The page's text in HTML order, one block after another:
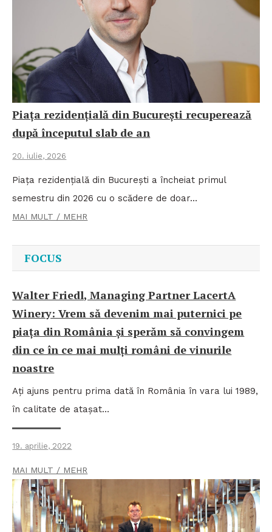
Piața rezidențială din București recuperează
după începutul slab de an
20. iulie, 2026
Piața rezidențială din București a încheiat primul
semestru din 2026 cu o scădere de doar…
MAI MULT / MEHR
FOCUS
Walter Friedl, Managing Partner LacertA
Winery: Vrem să devenim mai puternici pe
piața din România și sperăm să convingem
din ce în ce mai mulți români de vinurile
noastre
Ați ajuns pentru prima dată în România în vara lui 1989,
în calitate de atașat…
19. aprilie, 2022
MAI MULT / MEHR